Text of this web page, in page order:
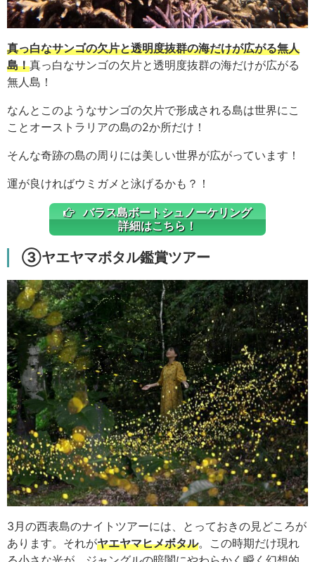
真っ白なサンゴの欠片と透明度抜群の海だけが広がる無人
島！真っ白なサンゴの欠片と透明度抜群の海だけが広がる
無人島！
なんとこのようなサンゴの欠片で形成される島は世界にこ
ことオーストラリアの島の2か所だけ！
そんな奇跡の島の周りには美しい世界が広がっています！
運が良ければウミガメと泳げるかも？！
バラス島ボートシュノーケリング
詳細はこちら！
③ヤエヤマボタル鑑賞ツアー
3月の西表島のナイトツアーには、とっておきの見どころが
あります。それがヤエヤマヒメボタル。この時期だけ現れ